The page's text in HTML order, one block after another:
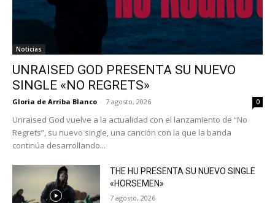
Noticias
UNRAISED GOD PRESENTA SU NUEVO
SINGLE «NO REGRETS»
Gloria de Arriba Blanco - 7 agosto, 2026 0
Unraised God vuelve a la actualidad con el lanzamiento de “No
Regrets”, su nuevo single, una canción con la que la banda
continúa desarrollando...
THE HU PRESENTA SU NUEVO SINGLE
«HORSEMEN»
7 agosto, 2026